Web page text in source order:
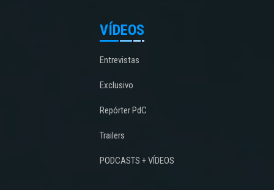
VÍDEOS
Entrevistas
Exclusivo
Repórter PdC
Trailers
PODCASTS + VÍDEOS